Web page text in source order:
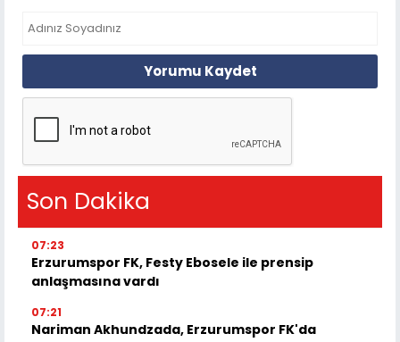
Yorumu Kaydet
Son Dakika
07:23
Erzurumspor FK, Festy Ebosele ile prensip
anlaşmasına vardı
07:21
Nariman Akhundzada, Erzurumspor FK'da